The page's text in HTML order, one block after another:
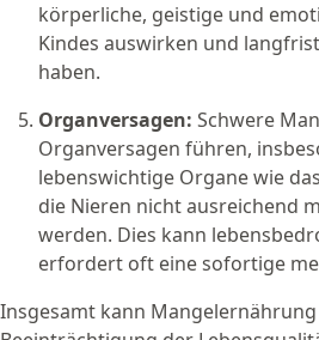
körperliche, geistige und
Kindes auswirken und
haben.
Organversagen: Schwere
Organversagen führen,
lebenswichtige Organe wie
die Nieren nicht ausreichend
werden. Dies kann
erfordert oft eine sofortige
Insgesamt kann